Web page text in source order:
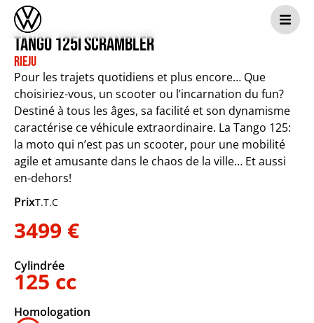
Tango 125i Scrambler
Rieju
Pour les trajets quotidiens et plus encore… Que
choisiriez-vous, un scooter ou l’incarnation du fun?
Destiné à tous les âges, sa facilité et son dynamisme
caractérise ce véhicule extraordinaire. La Tango 125:
la moto qui n’est pas un scooter, pour une mobilité
agile et amusante dans le chaos de la ville… Et aussi
en-dehors!
PrixT.T.C
3499 €
Cylindrée
125 cc
Homologation